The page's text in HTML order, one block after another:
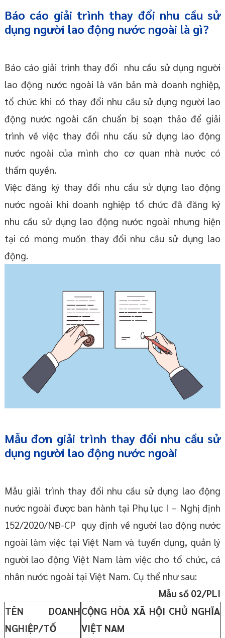
Báo cáo giải trình thay đổi nhu cầu sử
dụng người lao động nước ngoài là gì?
Báo cáo giải trình thay đổi nhu cầu sử dụng người
lao động nước ngoài là văn bản mà doanh nghiệp,
tổ chức khi có thay đổi nhu cầu sử dụng người lao
động nước ngoài cần chuẩn bị soạn thảo để giải
trình về việc thay đổi nhu cầu sử dụng lao động
nước ngoài của mình cho cơ quan nhà nước có
thẩm quyền.
Việc đăng ký thay đổi nhu cầu sử dụng lao động
nước ngoài khi doanh nghiệp tổ chức đã đăng ký
nhu cầu sử dụng lao động nước ngoài nhưng hiện
tại có mong muốn thay đổi nhu cầu sử dụng lao
động.
Mẫu đơn giải trình thay đổi nhu cầu sử
dụng người lao động nước ngoài
Mẫu giải trình thay đổi nhu cầu sử dụng lao động
nước ngoài được ban hành tại Phụ lục I – Nghị định
152/2020/NĐ-CP quy định về người lao động nước
ngoài làm việc tại Việt Nam và tuyển dụng, quản lý
người lao động Việt Nam làm việc cho tổ chức, cá
nhân nước ngoài tại Việt Nam. Cụ thể như sau:
Mẫu số 02/PLI
TÊN DOANH
NGHIỆP/TỔ
CỘNG HÒA XÃ HỘI CHỦ NGHĨA
VIỆT NAM